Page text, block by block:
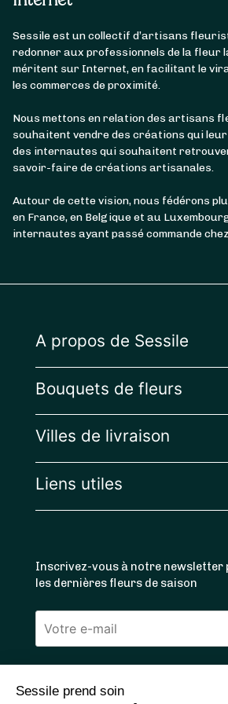
Sessile prend soin
Sessile est un collectif d’artisans
redonner aux professionnels de la fleur
méritent sur Internet, en facilitant le
les commerces de proximité.
Nous mettons en relation des artisans
souhaitent vendre des créations qui
des internautes qui souhaitent
savoir-faire de créations artisanales.
Autour de cette vision, nous fédérons
en France, en Belgique et au
internautes ayant passé commande chez
A propos de Sessile
Bouquets de fleurs
Villes de livraison
Liens utiles
Inscrivez-vous à notre newsletter
les dernières fleurs de saison
ce
4.4/5 ⭐ | 120 000+ bouquets